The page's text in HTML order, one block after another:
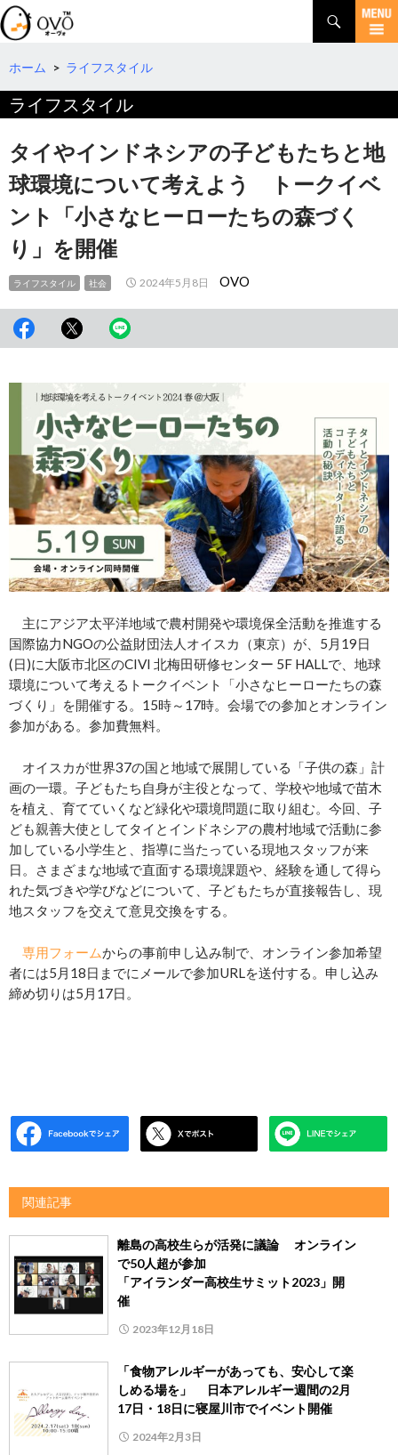
検
索
コ
テ
ツ
へ
ホーム > ライフスタイル
ライフスタイル
タイやインドネシアの子どもたちと地
球環境について考えよう トークイベ
ント「小さなヒーローたちの森づく
り」を開催
ライフスタイル 社会 2024年5月8日 OVO
主にアジア太平洋地域で農村開発や環境保全活動を推進する
国際協力NGOの公益財団法人オイスカ（東京）が、5月19日
(日)に大阪市北区のCIVI 北梅田研修センター 5F HALLで、地球
環境について考えるトークイベント「小さなヒーローたちの森
づくり」を開催する。15時～17時。会場での参加とオンライン
参加がある。参加費無料。
オイスカが世界37の国と地域で展開している「子供の森」計
画の一環。子どもたち自身が主役となって、学校や地域で苗木
を植え、育てていくなど緑化や環境問題に取り組む。今回、子
ども親善大使としてタイとインドネシアの農村地域で活動に参
加している小学生と、指導に当たっている現地スタッフが来
日。さまざまな地域で直面する環境課題や、経験を通して得ら
れた気づきや学びなどについて、子どもたちが直接報告し、現
地スタッフを交えて意見交換をする。
専用フォームからの事前申し込み制で、オンライン参加希望
者には5月18日までにメールで参加URLを送付する。申し込み
締め切りは5月17日。
関連記事
離島の高校生らが活発に議論 オンライン
で50人超が参加
「アイランダー高校生サミット2023」開
催
2023年12月18日
「食物アレルギーがあっても、安心して楽
しめる場を」 日本アレルギー週間の2月
17日・18日に寝屋川市でイベント開催
2024年2月3日